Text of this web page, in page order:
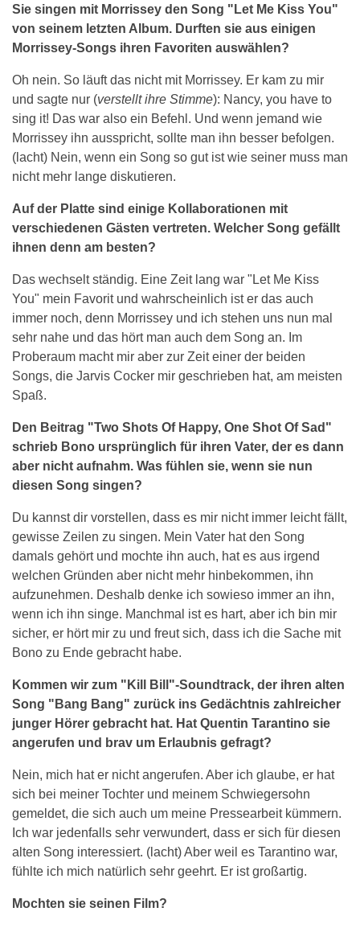
Sie singen mit Morrissey den Song "Let Me Kiss You"
von seinem letzten Album. Durften sie aus einigen
Morrissey-Songs ihren Favoriten auswählen?
Oh nein. So läuft das nicht mit Morrissey. Er kam zu mir
und sagte nur (verstellt ihre Stimme): Nancy, you have to
sing it! Das war also ein Befehl. Und wenn jemand wie
Morrissey ihn ausspricht, sollte man ihn besser befolgen.
(lacht) Nein, wenn ein Song so gut ist wie seiner muss man
nicht mehr lange diskutieren.
Auf der Platte sind einige Kollaborationen mit
verschiedenen Gästen vertreten. Welcher Song gefällt
ihnen denn am besten?
Das wechselt ständig. Eine Zeit lang war "Let Me Kiss
You" mein Favorit und wahrscheinlich ist er das auch
immer noch, denn Morrissey und ich stehen uns nun mal
sehr nahe und das hört man auch dem Song an. Im
Proberaum macht mir aber zur Zeit einer der beiden
Songs, die Jarvis Cocker mir geschrieben hat, am meisten
Spaß.
Den Beitrag "Two Shots Of Happy, One Shot Of Sad"
schrieb Bono ursprünglich für ihren Vater, der es dann
aber nicht aufnahm. Was fühlen sie, wenn sie nun
diesen Song singen?
Du kannst dir vorstellen, dass es mir nicht immer leicht fällt,
gewisse Zeilen zu singen. Mein Vater hat den Song
damals gehört und mochte ihn auch, hat es aus irgend
welchen Gründen aber nicht mehr hinbekommen, ihn
aufzunehmen. Deshalb denke ich sowieso immer an ihn,
wenn ich ihn singe. Manchmal ist es hart, aber ich bin mir
sicher, er hört mir zu und freut sich, dass ich die Sache mit
Bono zu Ende gebracht habe.
Kommen wir zum "Kill Bill"-Soundtrack, der ihren alten
Song "Bang Bang" zurück ins Gedächtnis zahlreicher
junger Hörer gebracht hat. Hat Quentin Tarantino sie
angerufen und brav um Erlaubnis gefragt?
Nein, mich hat er nicht angerufen. Aber ich glaube, er hat
sich bei meiner Tochter und meinem Schwiegersohn
gemeldet, die sich auch um meine Pressearbeit kümmern.
Ich war jedenfalls sehr verwundert, dass er sich für diesen
alten Song interessiert. (lacht) Aber weil es Tarantino war,
fühlte ich mich natürlich sehr geehrt. Er ist großartig.
Mochten sie seinen Film?